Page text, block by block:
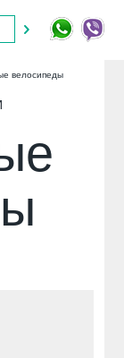
велосипеды